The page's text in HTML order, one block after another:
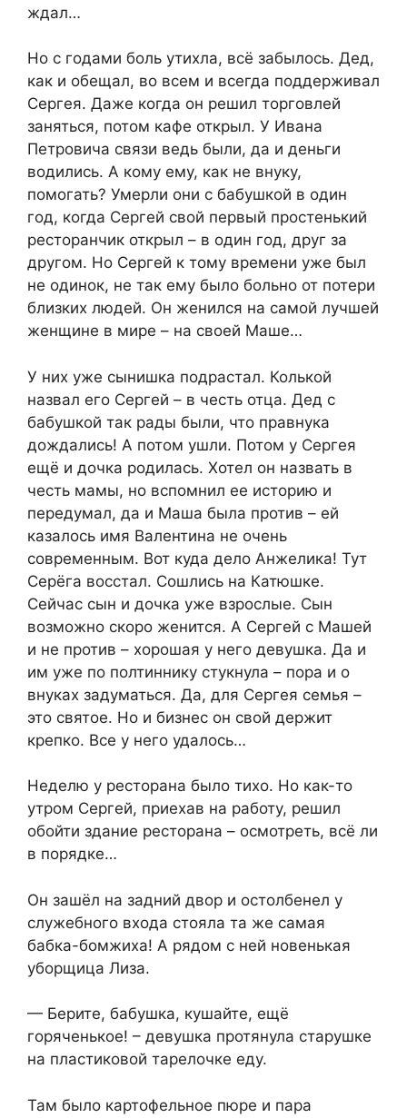
ждал…
Но с годами боль утихла, всё забылось. Дед,
как и обещал, во всем и всегда поддерживал
Сергея. Даже когда он решил торговлей
заняться, потом кафе открыл. У Ивана
Петровича связи ведь были, да и деньги
водились. А кому ему, как не внуку,
помогать? Умерли они с бабушкой в один
год, когда Сергей свой первый простенький
ресторанчик открыл – в один год, друг за
другом. Но Сергей к тому времени уже был
не одинок, не так ему было больно от потери
близких людей. Он женился на самой лучшей
женщине в мире – на своей Маше…
У них уже сынишка подрастал. Колькой
назвал его Сергей – в честь отца. Дед с
бабушкой так рады были, что правнука
дождались! А потом ушли. Потом у Сергея
ещё и дочка родилась. Хотел он назвать в
честь мамы, но вспомнил ее историю и
передумал, да и Маша была против – ей
казалось имя Валентина не очень
современным. Вот куда дело Анжелика! Тут
Серёга восстал. Сошлись на Катюшке.
Сейчас сын и дочка уже взрослые. Сын
возможно скоро женится. А Сергей с Машей
и не против – хорошая у него девушка. Да и
им уже по полтиннику стукнула – пора и о
внуках задуматься. Да, для Сергея семья –
это святое. Но и бизнес он свой держит
крепко. Все у него удалось…
Неделю у ресторана было тихо. Но как-то
утром Сергей, приехав на работу, решил
обойти здание ресторана – осмотреть, всё ли
в порядке…
Он зашёл на задний двор и остолбенел у
служебного входа стояла та же самая
бабка-бомжиха! А рядом с ней новенькая
уборщица Лиза.
— Берите, бабушка, кушайте, ещё
горяченькое! – девушка протянула старушке
на пластиковой тарелочке еду.
Там было картофельное пюре и пара